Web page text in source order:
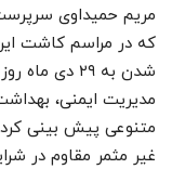
مریم حمیداوی
که در مراسم کاشت
شدن به ۲۹
مدیریت ایمنی،
متنوعی پیش بینی
غیر مثمر مقاوم در